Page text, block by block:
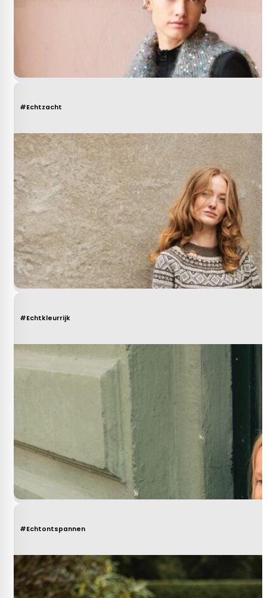
#Echtzacht
#Echtkleurrijk
#Echtontspannen